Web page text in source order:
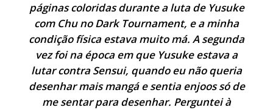
páginas coloridas durante a luta de Yusuke
com Chu no Dark Tournament, e a minha
condição física estava muito má. A segunda
vez foi na época em que Yusuke estava a
lutar contra Sensui, quando eu não queria
desenhar mais mangá e sentia enjoos só de
me sentar para desenhar. Perguntei à